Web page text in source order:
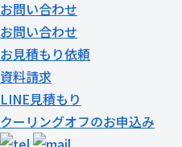
お問い合わせ
お問い合わせ
お見積もり依頼
資料請求
LINE見積もり
クーリングオフのお申込み